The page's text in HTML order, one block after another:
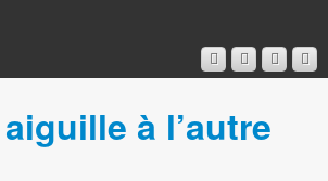
aiguille à l’autre